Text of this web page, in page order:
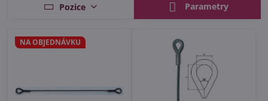
Pozice Parametry
NA OBJEDNÁVKU